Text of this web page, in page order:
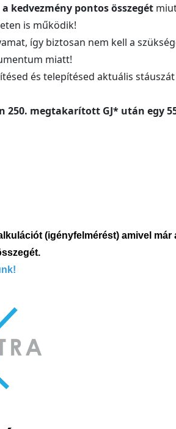
kedvezmény pontos összegét
is működik!
így biztosan nem kell a
miatt!
és telepítésed aktuális
250. megtakarított GJ* után egy
(igényfelmérést) amivel már